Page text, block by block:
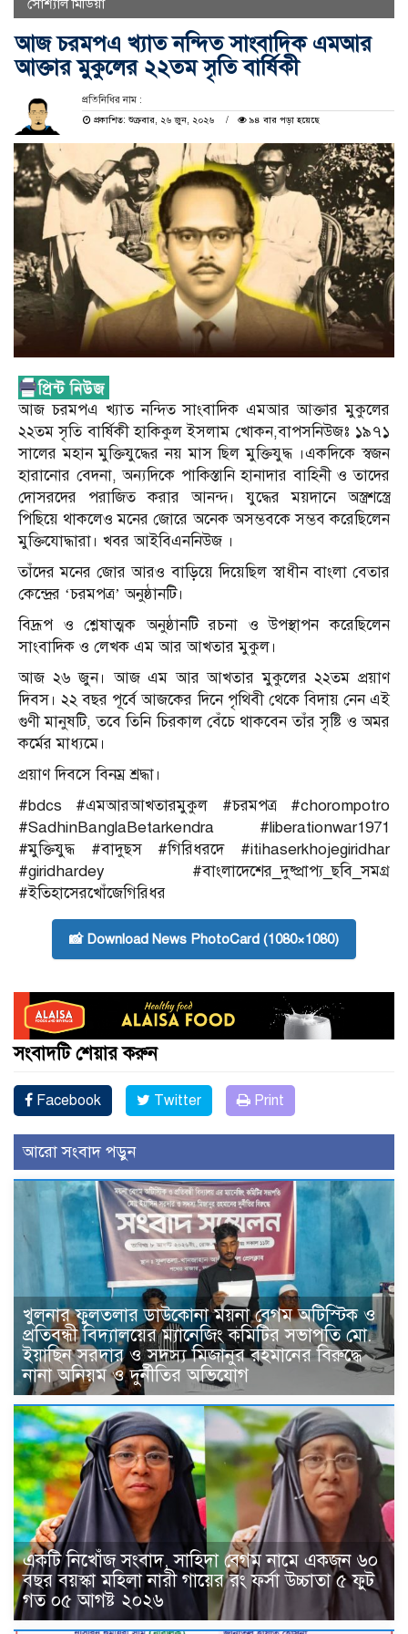
সোশ্যাল মিডিয়া
আজ চরমপএ খ‍্যাত নন্দিত সাংবাদিক এমআর
আক্তার মুকুলের ২২তম সৃতি বার্ষিকী
প্রতিনিধির নাম :
প্রকাশিত: শুক্রবার, ২৬ জুন, ২০২৬
৯৪ বার পড়া হয়েছে
আজ চরমপএ খ‍্যাত নন্দিত সাংবাদিক এমআর আক্তার মুকুলের
২২তম সৃতি বার্ষিকী হাকিকুল ইসলাম খোকন,বাপসনিউজঃ ১৯৭১
সালের মহান মুক্তিযুদ্ধের নয় মাস ছিল মুক্তিযুদ্ধ ।একদিকে স্বজন
হারানোর বেদনা, অন্যদিকে পাকিস্তানি হানাদার বাহিনী ও তাদের
দোসরদের পরাজিত করার আনন্দ। যুদ্ধের ময়দানে অস্ত্রশস্ত্রে
পিছিয়ে থাকলেও মনের জোরে অনেক অসম্ভবকে সম্ভব করেছিলেন
মুক্তিযোদ্ধারা। খবর আইবিএননিউজ ।
তাঁদের মনের জোর আরও বাড়িয়ে দিয়েছিল স্বাধীন বাংলা বেতার
কেন্দ্রের ‘চরমপত্র’ অনুষ্ঠানটি।
বিদ্রূপ ও শ্লেষাত্মক অনুষ্ঠানটি রচনা ও উপস্থাপন করেছিলেন
সাংবাদিক ও লেখক এম আর আখতার মুকুল।
আজ ২৬ জুন। আজ এম আর আখতার মুকুলের ২২তম প্রয়াণ
দিবস। ২২ বছর পূর্বে আজকের দিনে পৃথিবী থেকে বিদায় নেন এই
গুণী মানুষটি, তবে তিনি চিরকাল বেঁচে থাকবেন তাঁর সৃষ্টি ও অমর
কর্মের মাধ্যমে।
প্রয়াণ দিবসে বিনম্র শ্রদ্ধা।
#bdcs #এমআরআখতারমুকুল #চরমপত্র #chorompotro
#SadhinBanglaBetarkendra #liberationwar1971
#মুক্তিযুদ্ধ #বাদুছস #গিরিধরদে #itihaserkhojegiridhar
#giridhardey #বাংলাদেশের_দুষ্প্রাপ্য_ছবি_সমগ্র
#ইতিহাসেরখোঁজেগিরিধর
📸 Download News PhotoCard (1080×1080)
সংবাদটি শেয়ার করুন
Facebook Twitter Print
আরো সংবাদ পড়ুন
খুলনার ফুলতলার ডাউকোনা ময়না বেগম অটিস্টিক ও
প্রতিবন্ধী বিদ্যালয়ের ম্যানেজিং কমিটির সভাপতি মো.
ইয়াছিন সরদার ও সদস্য মিজানুর রহমানের বিরুদ্ধে
নানা অনিয়ম ও দুর্নীতির অভিযোগ
একটি নিখোঁজ সংবাদ, সাহিদা বেগম নামে একজন ৬০
বছর বয়স্কা মহিলা নারী গায়ের রং ফর্সা উচ্চাতা ৫ ফুট
গত ০৫ আগষ্ট ২০২৬